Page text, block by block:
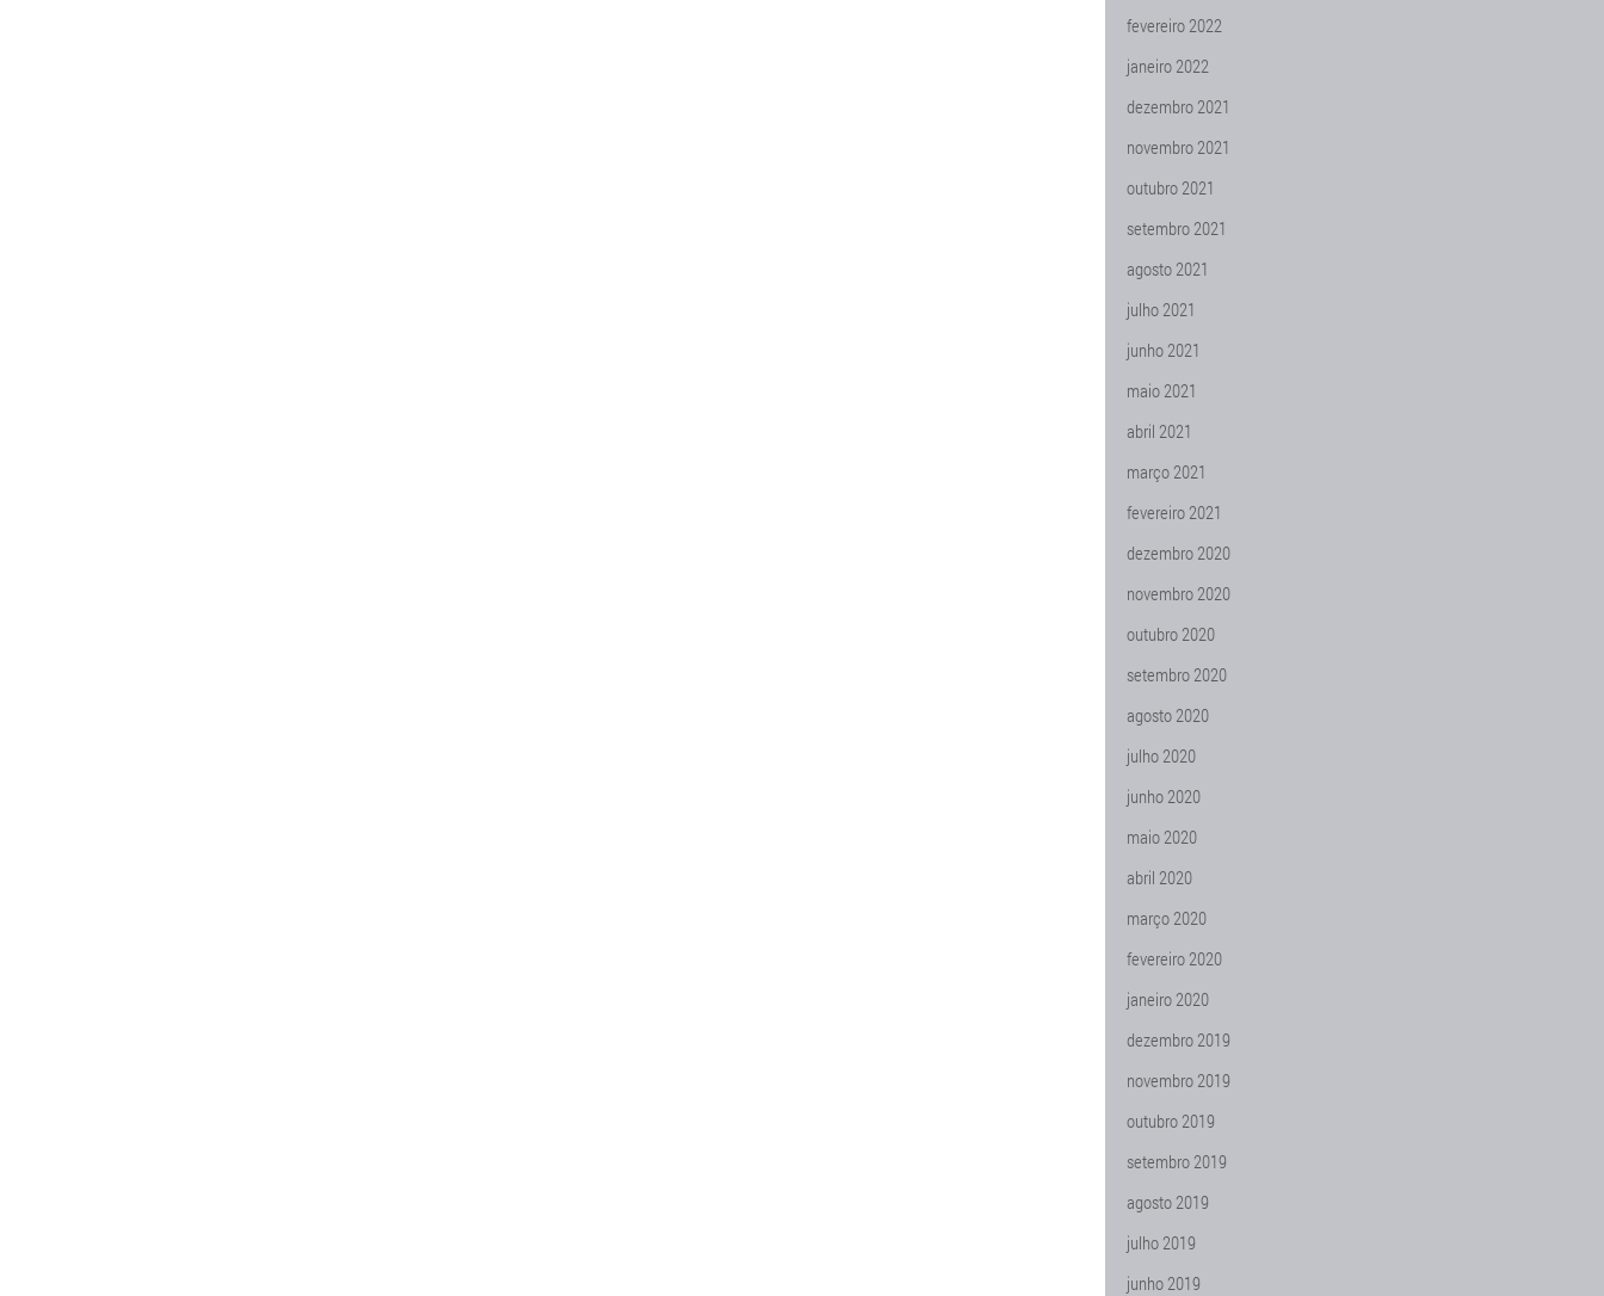
fevereiro 2022
janeiro 2022
dezembro 2021
novembro 2021
outubro 2021
setembro 2021
agosto 2021
julho 2021
junho 2021
maio 2021
abril 2021
março 2021
fevereiro 2021
dezembro 2020
novembro 2020
outubro 2020
setembro 2020
agosto 2020
julho 2020
junho 2020
maio 2020
abril 2020
março 2020
fevereiro 2020
janeiro 2020
dezembro 2019
novembro 2019
outubro 2019
setembro 2019
agosto 2019
julho 2019
junho 2019